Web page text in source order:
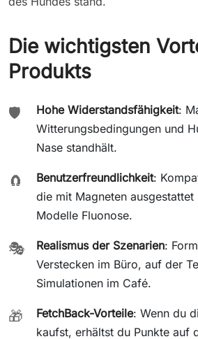
Die wichtigsten
Produkts
🛡️ Hohe Widerstandsfähigkeit:
Witterungsbedingungen und
Nase standhält.
🧲 Benutzerfreundlichkeit:
die mit Magneten
Modelle Fluonose.
🎭 Realismus der Szenarien:
Verstecken im Büro, auf der
Simulationen im Café.
🎁 FetchBack-Vorteile: Wenn du
kaufst, erhältst du Punkte auf